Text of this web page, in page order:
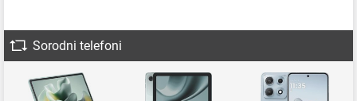
Sorodni telefoni